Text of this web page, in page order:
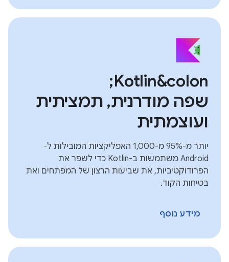
Kotlin&colon;
שפה מודרנית, תמציתית
ועוצמתית
יותר מ-95% מ-1,000 האפליקציות המובילות ל-
Android משתמשות ב-Kotlin כדי לשפר את
הפרודוקטיביות, את שביעות הרצון של המפתחים ואת
בטיחות הקוד.
מידע נוסף